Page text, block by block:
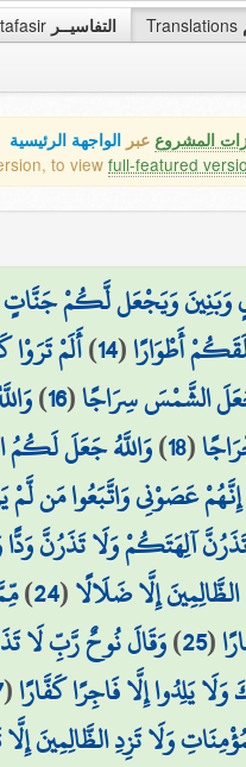
tafasir التفاسيــر Translations
المشروع عبر الواجهة الرئيسية
to view full-featured
وَبَنِينَ وَيَجْعَل لَّكُمْ
أَطْوَارًا(
14
)أَلَمْ
الشَّمْسَ سِرَاجًا(
16
)
(
18
)وَاللَّهُ جَعَلَ لَكُمُ
عَصَوْنِي وَاتَّبَعُوا مَن لَّمْ
تَذَرُنَّ آلِهَتَكُمْ وَلَا تَذَرُنَّ وَدًّا
إِلَّا ضَلَالًا(
24
)
(
25
)وَقَالَ نُوحٌ رَّبِّ لَا
يَلِدُوا إِلَّا فَاجِرًا كَفَّارًا(
وَلَا تَزِدِ الظَّالِمِينَ إِلَّا